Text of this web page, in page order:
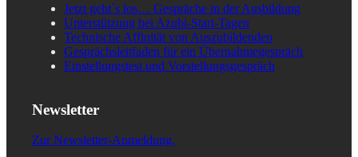
Jetzt geht´s los… Gespräche in der Ausbildung
Unterstützung bei Azubi-Start-Tagen
Technische Affinität von Auszubildenden
Gesprächsleitfaden für ein Übernahmegespräch
Einstellungstest und Vorstellungsgespräch
Newsletter
Zur Newsletter-Anmeldung.